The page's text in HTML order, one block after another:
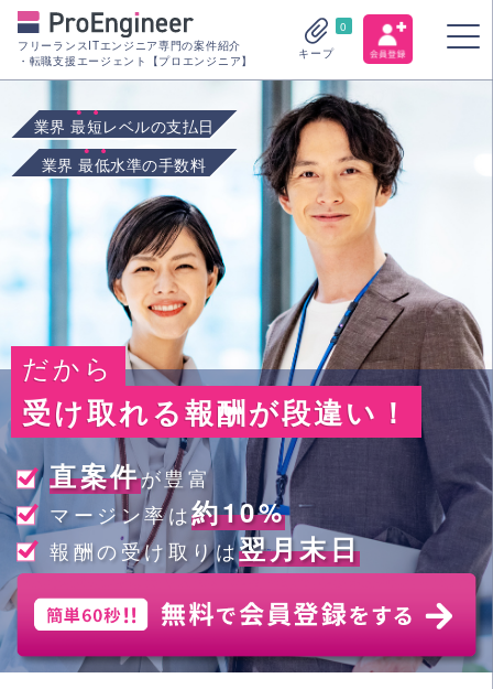
フリーランスITエンジニア専門の案件紹介
・転職支援エージェント【プロエンジニア】
0
キープ
業界最短レベルの支払日
業界最低水準の手数料
だから
受け取れる報酬が段違い！
直案件が豊富
マージン率は約10%
報酬の受け取りは翌月末日